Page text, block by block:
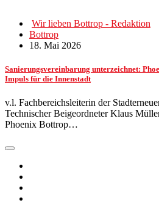
Wir lieben Bottrop - Redaktion
Bottrop
18. Mai 2026
Sanierungsvereinbarung unterzeichnet:
Impuls für die Innenstadt
v.l. Fachbereichsleiterin der
Technischer Beigeordneter Klaus
Phoenix Bottrop…